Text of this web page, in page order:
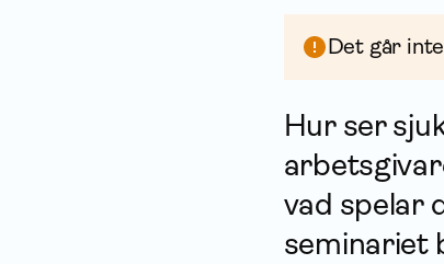
Det går
Hur ser
vad spelar
seminariet